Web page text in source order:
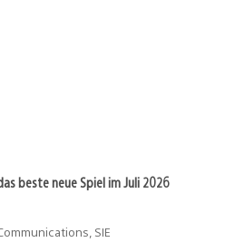
beste neue Spiel im Juli 2026
SIE